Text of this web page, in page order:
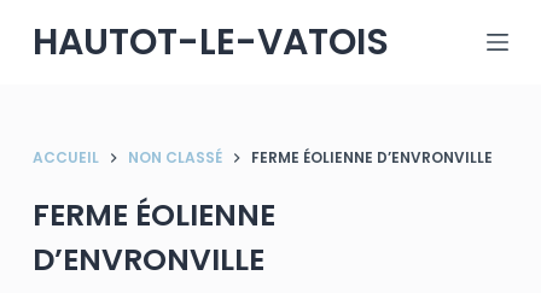
P
a
e
c
HAUTOT-LE-VATOIS
ACCUEIL NON CLASSÉ FERME ÉOLIENNE D’ENVRONVILLE
FERME ÉOLIENNE
D’ENVRONVILLE